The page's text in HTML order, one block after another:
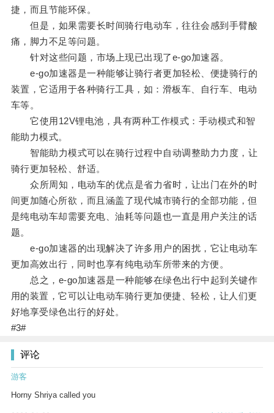
捷，而且节能环保。
但是，如果需要长时间骑行电动车，往往会感到手臂酸
痛，脚力不足等问题。
针对这些问题，市场上现已出现了e-go加速器。
e-go加速器是一种能够让骑行者更加轻松、便捷骑行的
装置，它适用于各种骑行工具，如：滑板车、自行车、电动
车等。
它使用12V锂电池，具有两种工作模式：手动模式和智
能助力模式。
智能助力模式可以在骑行过程中自动调整助力力度，让
骑行更加轻松、舒适。
众所周知，电动车的优点是省力省时，让出门在外的时
间更加随心所欲，而且涵盖了现代城市骑行的全部功能，但
是纯电动车却需要充电、油耗等问题也一直是用户关注的话
题。
e-go加速器的出现解决了许多用户的困扰，它让电动车
更加高效出行，同时也享有纯电动车所带来的方便。
总之，e-go加速器是一种能够在绿色出行中起到关键作
用的装置，它可以让电动车骑行更加便捷、轻松，让人们更
好地享受绿色出行的好处。
#3#
评论
游客
Horny Shriya called you